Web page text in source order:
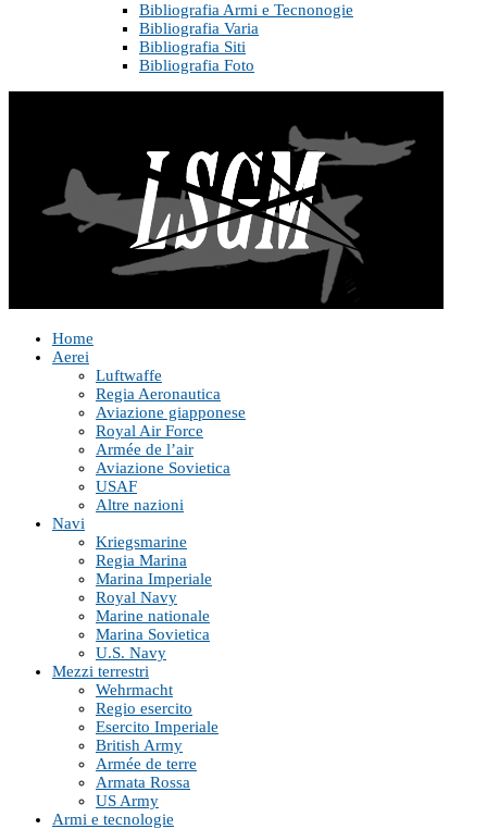
Bibliografia Armi e Tecnonogie
Bibliografia Varia
Bibliografia Siti
Bibliografia Foto
Home
Aerei
Luftwaffe
Regia Aeronautica
Aviazione giapponese
Royal Air Force
Armée de l’air
Aviazione Sovietica
USAF
Altre nazioni
Navi
Kriegsmarine
Regia Marina
Marina Imperiale
Royal Navy
Marine nationale
Marina Sovietica
U.S. Navy
Mezzi terrestri
Wehrmacht
Regio esercito
Esercito Imperiale
British Army
Armée de terre
Armata Rossa
US Army
Armi e tecnologie